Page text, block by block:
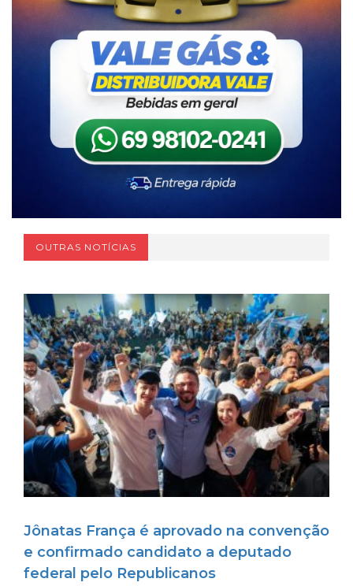
OUTRAS NOTÍCIAS
Jônatas França é aprovado na convenção
e confirmado candidato a deputado
federal pelo Republicanos